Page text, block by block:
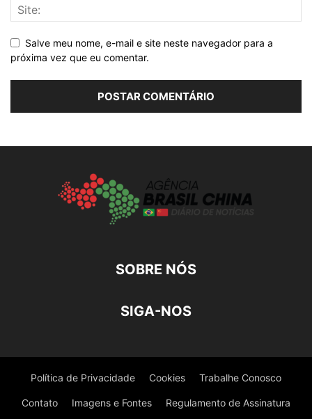
Salve meu nome, e-mail e site neste navegador para a
próxima vez que eu comentar.
SOBRE NÓS
SIGA-NOS
Política de Privacidade Cookies Trabalhe Conosco
Contato Imagens e Fontes Regulamento de Assinatura